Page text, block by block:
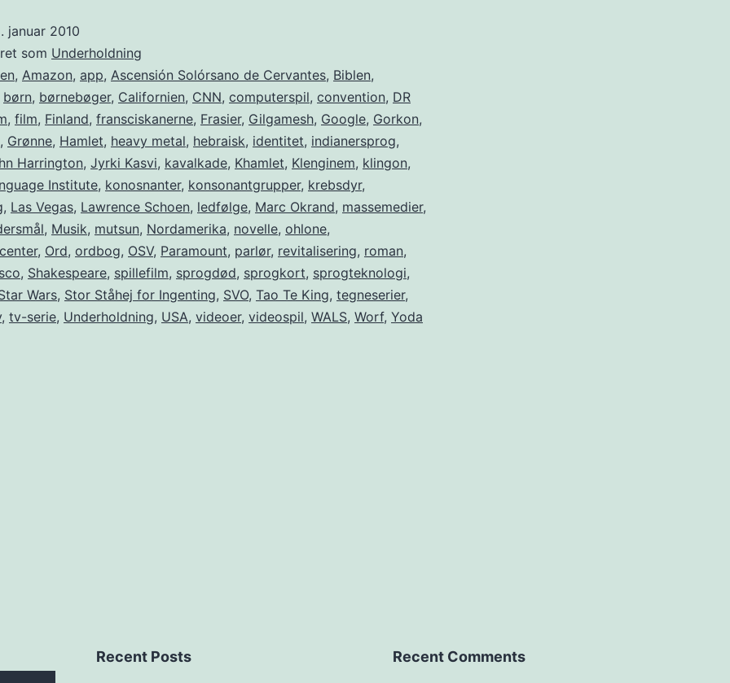
januar 2010
som Underholdning
, Amazon, app, Ascensión Solórsano de Cervantes, Biblen,
børn, børnebøger, Californien, CNN, computerspil, convention, DR
, film, Finland, fransciskanerne, Frasier, Gilgamesh, Google, Gorkon,
, Grønne, Hamlet, heavy metal, hebraisk, identitet, indianersprog,
Harrington, Jyrki Kasvi, kavalkade, Khamlet, Klenginem, klingon,
Institute, konosnanter, konsonantgrupper, krebsdyr,
, Las Vegas, Lawrence Schoen, ledfølge, Marc Okrand, massemedier,
, Musik, mutsun, Nordamerika, novelle, ohlone,
, Ord, ordbog, OSV, Paramount, parlør, revitalisering, roman,
, Shakespeare, spillefilm, sprogdød, sprogkort, sprogteknologi,
Wars, Stor Ståhej for Ingenting, SVO, Tao Te King, tegneserier,
, tv-serie, Underholdning, USA, videoer, videospil, WALS, Worf, Yoda
Recent Posts Recent Comments